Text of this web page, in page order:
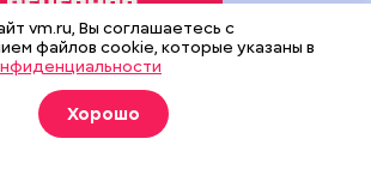
финансовой поддержке Департамента
информации и рекламы города Москвы.
рекомендательные технологии
vm.ru, Вы соглашаетесь с
файлов cookie, которые указаны в
Хорошо